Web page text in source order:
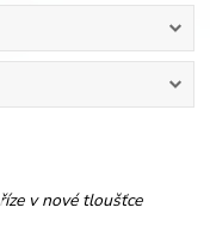
v nové tloušťce